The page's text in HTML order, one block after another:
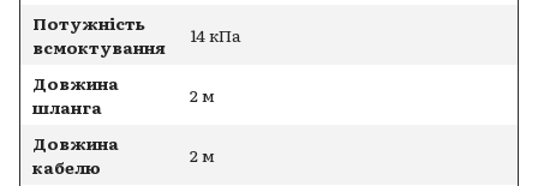
Потужність
всмоктування
14 кПа
Довжина
шланга
2 м
Довжина
кабелю
2 м